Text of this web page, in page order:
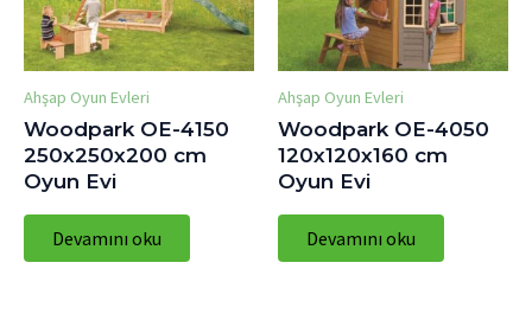
Ahşap Oyun Evleri
Woodpark OE-4150
250x250x200 cm
Oyun Evi
Devamını oku
Ahşap Oyun Evleri
Woodpark OE-4050
120x120x160 cm
Oyun Evi
Devamını oku